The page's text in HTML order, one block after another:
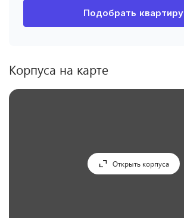
Подобрать квартиру
Корпуса на карте
Открыть корпуса